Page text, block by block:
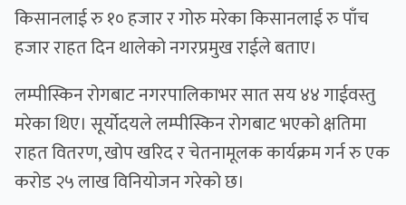
किसानलाई रु १० हजार र गोरु मरेका किसानलाई रु पाँच
हजार राहत दिन थालेको नगरप्रमुख राईले बताए।
लम्पीस्किन रोगबाट नगरपालिकाभर सात सय ४४ गाईवस्तु
मरेका थिए। सूर्योदयले लम्पीस्किन रोगबाट भएको क्षतिमा
राहत वितरण, खोप खरिद र चेतनामूलक कार्यक्रम गर्न रु एक
करोड २५ लाख विनियोजन गरेको छ।